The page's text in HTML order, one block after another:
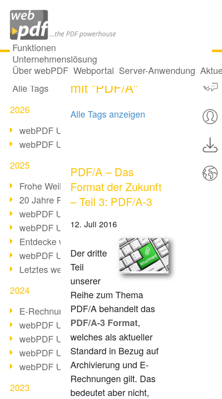
Funktionen
Unternehmenslösung
Über webPDF Webportal Server-Anwendung
Alle Beiträge
Alle Tags
2026
webPDF Update 10.0.5
webPDF Update 10.0.4
2025
Frohe Weihnachten & Auszeit
20 Jahre PDF/A
webPDF Update 10.0.3
webPDF Update 10.0.2
Entdecke webPDF 10
webPDF Update 9.0.0.3655
Letztes webPDF 8 Update
2024
E-Rechnungsstellung ab 2025
webPDF Update 9.0.0.3584
webPDF Update 9.0.0.3479
webPDF Update 9.0.0.3361
webPDF Update 9.0.0.3264
2023
35 Posts getaggt
mit "PDF/A"
Alle Tags anzeigen
PDF/A – Das
Format der Zukunft
– Teil 3: PDF/A-3
12. Juli 2016
Der dritte
Teil
unserer
Reihe zum Thema
PDF/A behandelt das
PDF/A-3 Format,
welches als aktueller
Standard in Bezug auf
Archivierung und E-
Rechnungen gilt. Das
bedeutet aber nicht,